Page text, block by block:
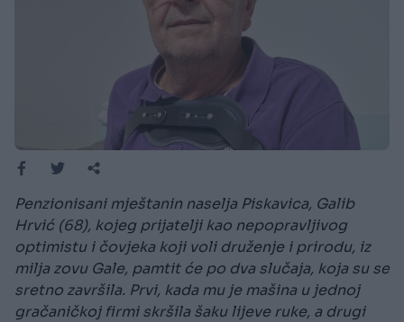
Penzionisani mještanin naselja Piskavica, Galib
Hrvić (68), kojeg prijatelji kao nepopravljivog
optimistu i čovjeka koji voli druženje i prirodu, iz
milja zovu Gale, pamtit će po dva slučaja, koja su se
sretno završila. Prvi, kada mu je mašina u jednoj
gračaničkoj firmi skršila šaku lijeve ruke, a drugi